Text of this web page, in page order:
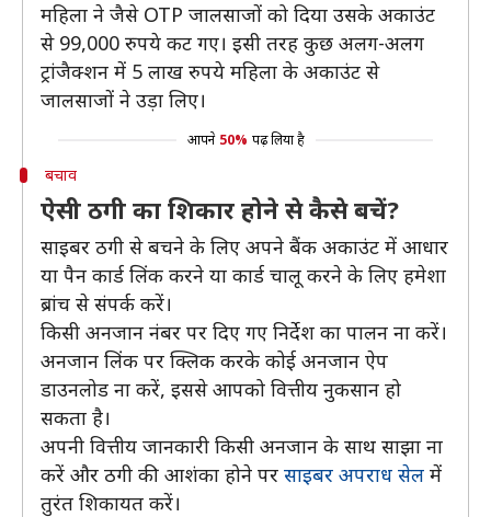
महिला ने जैसे OTP जालसाजों को दिया उसके अकाउंट
से 99,000 रुपये कट गए। इसी तरह कुछ अलग-अलग
ट्रांजैक्शन में 5 लाख रुपये महिला के अकाउंट से
जालसाजों ने उड़ा लिए।
आपने 50% पढ़ लिया है
बचाव
ऐसी ठगी का शिकार होने से कैसे बचें?
साइबर ठगी से बचने के लिए अपने बैंक अकाउंट में आधार
या पैन कार्ड लिंक करने या कार्ड चालू करने के लिए हमेशा
ब्रांच से संपर्क करें।
किसी अनजान नंबर पर दिए गए निर्देश का पालन ना करें।
अनजान लिंक पर क्लिक करके कोई अनजान ऐप
डाउनलोड ना करें, इससे आपको वित्तीय नुकसान हो
सकता है।
अपनी वित्तीय जानकारी किसी अनजान के साथ साझा ना
करें और ठगी की आशंका होने पर साइबर अपराध सेल में
तुरंत शिकायत करें।